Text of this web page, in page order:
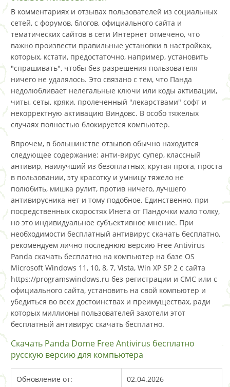
В комментариях и отзывах пользователей из социальных
сетей, с форумов, блогов, официального сайта и
тематических сайтов в сети Интернет отмечено, что
важно произвести правильные установки в настройках,
которых, кстати, предостаточно, например, установить
"спрашивать", чтобы без разрешения пользователя
ничего не удалялось. Это связано с тем, что Панда
недолюбливает нелегальные ключи или коды активации,
читы, сеты, кряки, пролеченный "лекарствами" софт и
некорректную активацию Виндовс. В особо тяжелых
случаях полностью блокируется компьютер.
Впрочем, в большинстве отзывов обычно находится
следующее содержание: анти-вирус супер, классный
антивир, наилучший из безоплатных, крутая прога, проста
в пользовании, эту красотку и умницу тяжело не
полюбить, мишка рулит, против ничего, лучшего
антивирусника нет и тому подобное. Единственно, при
посредственных скоростях Инета от Пандочки мало толку,
но это индивидуальное субъективное мнение. При
необходимости бесплатный антивирус скачать бесплатно,
рекомендуем лично последнюю версию Free Antivirus
Panda скачать бесплатно на компьютер на базе OS
Microsoft Windows 11, 10, 8, 7, Vista, Win XP SP 2 с сайта
https://programswindows.ru без регистрации и СМС или с
официального сайта, установить на свой компьютер и
убедиться во всех достоинствах и преимуществах, ради
которых миллионы пользователей захотели этот
бесплатный антивирус скачать бесплатно.
Скачать Panda Dome Free Antivirus бесплатно
русскую версию для компьютера
Обновление от: 02.04.2026